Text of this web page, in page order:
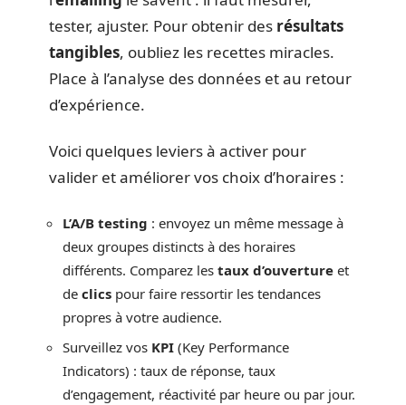
tester, ajuster. Pour obtenir des résultats
tangibles, oubliez les recettes miracles.
Place à l’analyse des données et au retour
d’expérience.
Voici quelques leviers à activer pour
valider et améliorer vos choix d’horaires :
L’A/B testing : envoyez un même message à
deux groupes distincts à des horaires
différents. Comparez les taux d’ouverture et
de clics pour faire ressortir les tendances
propres à votre audience.
Surveillez vos KPI (Key Performance
Indicators) : taux de réponse, taux
d’engagement, réactivité par heure ou par jour.